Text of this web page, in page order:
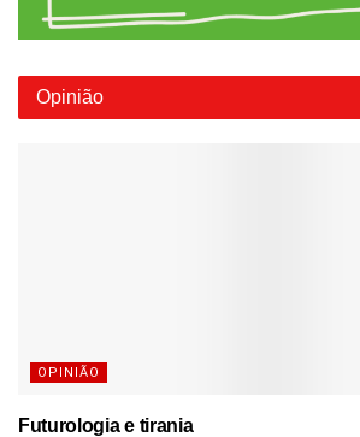
Opinião
OPINIÃO
Futurologia e tirania